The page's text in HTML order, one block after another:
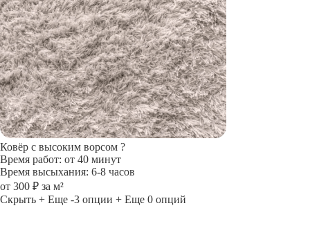
Ковёр с высоким ворсом ?
Время работ: от 40 минут
Время высыхания: 6-8 часов
от 300 ₽ за м²
Скрыть + Еще -3 опции + Еще 0 опций